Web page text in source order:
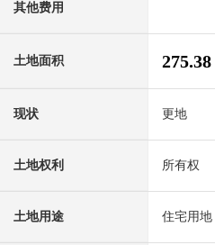
其他费用
土地面积 275.38
现状 更地
土地权利 所有权
土地用途 住宅用地